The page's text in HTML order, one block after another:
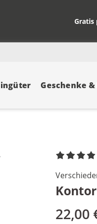
Gratis
Geschenke
22,00